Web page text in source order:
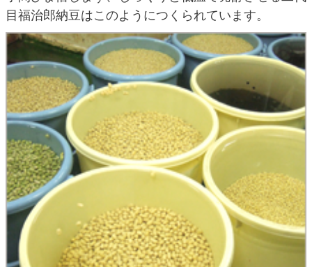
目福治郎納豆はこのようにつくられています。